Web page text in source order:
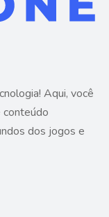
Aqui, você
dos jogos e